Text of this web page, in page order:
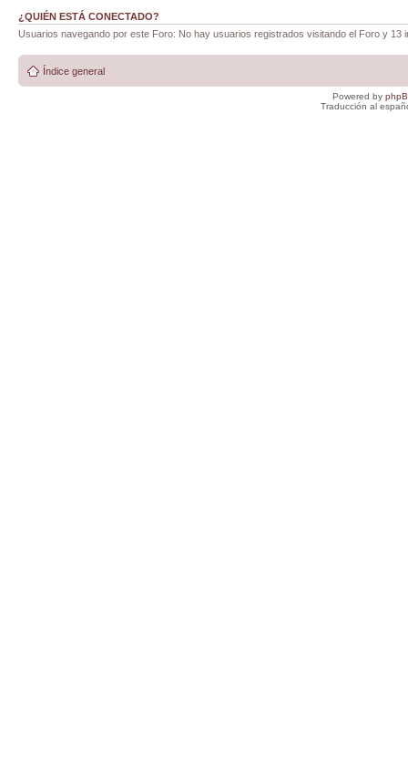
¿QUIÉN ESTÁ CONECTADO?
Usuarios navegando por este Foro: No hay usuarios registrados visitando el Foro y 13
Índice general
Powered by
Traducción al